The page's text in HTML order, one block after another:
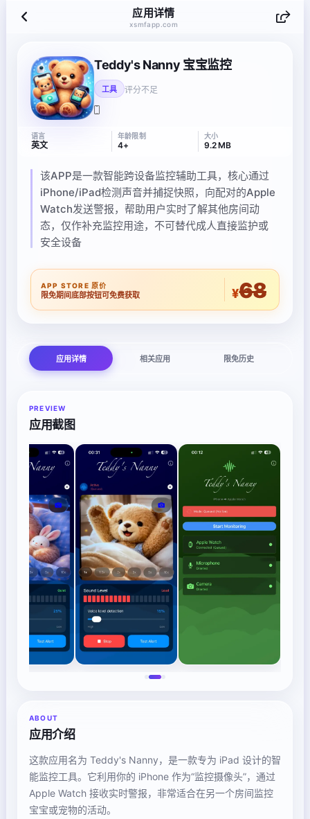
应用详情
xsmfapp.com
Teddy's Nanny 宝宝监控
工具 评分不足
语言
英文
年龄限制
4+
大小
9.2 MB
该APP是一款智能跨设备监控辅助工具，核心通过
iPhone/iPad检测声音并捕捉快照，向配对的Apple
Watch发送警报，帮助用户实时了解其他房间动
态，仅作补充监控用途，不可替代成人直接监护或
安全设备
APP STORE 原价
限免期间底部按钮可免费获取 ¥68
应用详情 相关应用 限免历史
PREVIEW
应用截图
ABOUT
应用介绍
这款应用名为 Teddy's Nanny，是一款专为 iPad 设计的智
能监控工具。它利用你的 iPhone 作为“监控摄像头”，通过
Apple Watch 接收实时警报，非常适合在另一个房间监控
宝宝或宠物的活动。